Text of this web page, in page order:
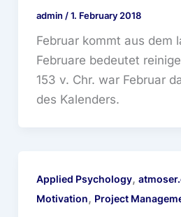
admin /1. February 2018
Februar kommt aus dem
Februare bedeutet
153 v. Chr. war Februar
des Kalenders.
Applied Psychology,
Motivation, Project